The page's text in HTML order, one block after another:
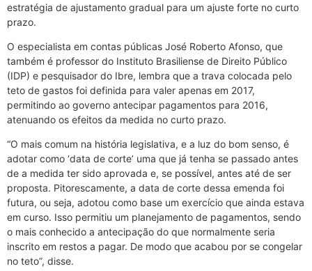
estratégia de ajustamento gradual para um ajuste forte no curto
prazo.
O especialista em contas públicas José Roberto Afonso, que
também é professor do Instituto Brasiliense de Direito Público
(IDP) e pesquisador do Ibre, lembra que a trava colocada pelo
teto de gastos foi definida para valer apenas em 2017,
permitindo ao governo antecipar pagamentos para 2016,
atenuando os efeitos da medida no curto prazo.
“O mais comum na história legislativa, e a luz do bom senso, é
adotar como ‘data de corte’ uma que já tenha se passado antes
de a medida ter sido aprovada e, se possível, antes até de ser
proposta. Pitorescamente, a data de corte dessa emenda foi
futura, ou seja, adotou como base um exercício que ainda estava
em curso. Isso permitiu um planejamento de pagamentos, sendo
o mais conhecido a antecipação do que normalmente seria
inscrito em restos a pagar. De modo que acabou por se congelar
no teto”, disse.